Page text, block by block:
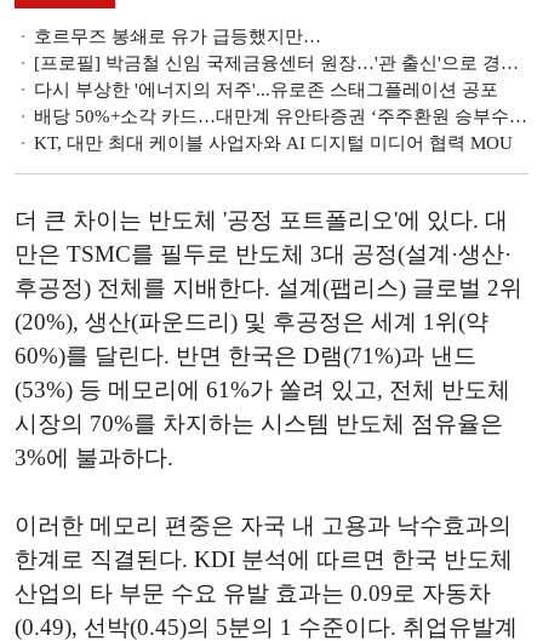
호르무즈 봉쇄로 유가 급등했지만…
[프로필] 박금철 신임 국제금융센터 원장…'관 출신'으로 경제·국제 등에 전문성
다시 부상한 '에너지의 저주'...유로존 스태그플레이션 공포
배당 50%+소각 카드…대만계 유안타증권 ‘주주환원 승부수’ [2026 주총]
KT, 대만 최대 케이블 사업자와 AI 디지털 미디어 협력 MOU
더 큰 차이는 반도체 '공정 포트폴리오'에 있다. 대
만은 TSMC를 필두로 반도체 3대 공정(설계·생산·
후공정) 전체를 지배한다. 설계(팹리스) 글로벌 2위
(20%), 생산(파운드리) 및 후공정은 세계 1위(약
60%)를 달린다. 반면 한국은 D램(71%)과 낸드
(53%) 등 메모리에 61%가 쏠려 있고, 전체 반도체
시장의 70%를 차지하는 시스템 반도체 점유율은
3%에 불과하다.
이러한 메모리 편중은 자국 내 고용과 낙수효과의
한계로 직결된다. KDI 분석에 따르면 한국 반도체
산업의 타 부문 수요 유발 효과는 0.09로 자동차
(0.49), 선박(0.45)의 5분의 1 수준이다. 취업유발계